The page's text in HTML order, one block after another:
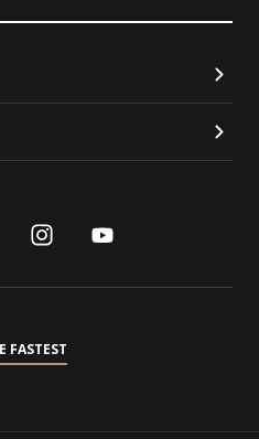
instagram
youtube
FASTEST